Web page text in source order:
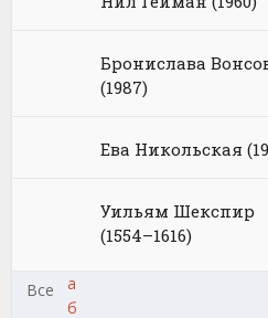
Бронислава
(1987)
Ева Никольская
Уильям Шекспир
(1554–1616)
Все
а
б